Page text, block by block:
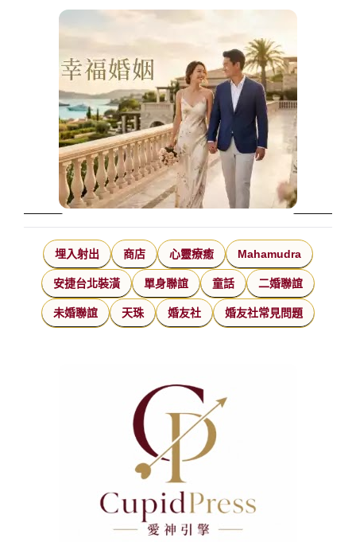
埋入射出 商店 心靈療癒 Mahamudra
安捷台北裝潢 單身聯誼 童話 二婚聯誼
未婚聯誼 天珠 婚友社 婚友社常見問題